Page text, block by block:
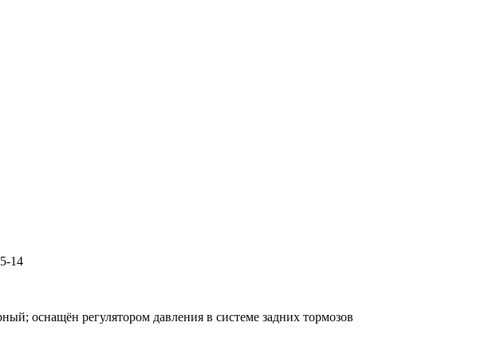
14
оснащён регулятором давления в системе задних тормозов